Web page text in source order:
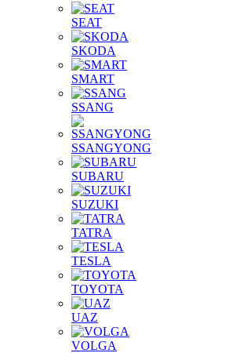
SEAT
SKODA
SMART
SSANG
SSANGYONG
SUBARU
SUZUKI
TATRA
TESLA
TOYOTA
UAZ
VOLGA